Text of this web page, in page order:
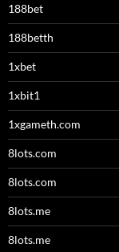
188bet
188betth
1xbet
1xbit1
1xgameth.com
8lots.com
8lots.com
8lots.me
8lots.me